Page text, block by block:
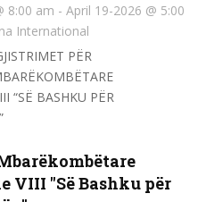
8:00 am - April 19-2026 @ 5:00
International
PËR
“SË BASHKU PËR
VIII ''Së Bashku për